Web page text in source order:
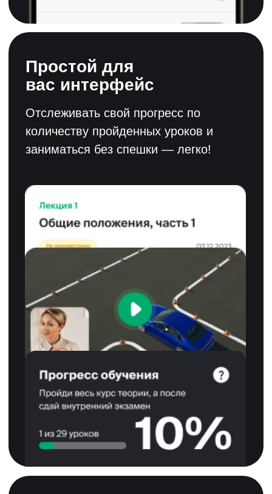
1111111
официальное
обучение для
изучения теории
ПДД в автошколе
ООО «ПДД.ТВ» создано в 2010 году и
преобразовано в ПАО «Светофор Групп» в
2017 году. ПАО "Светофор Групп" ведет
разработку по направлениям:
дистанционное обучение, виртуальная
IT-компания и является резидентом Фонда
"Сколково". Продукты компании
рекомендованы Агентством Инноваций
Москвы. Акции компании торгуются на
ММВБ под тикером SVET, а кредитный
рейтинг компании ruBB+.
Смотреть лицензию
Смотреть свидетельство